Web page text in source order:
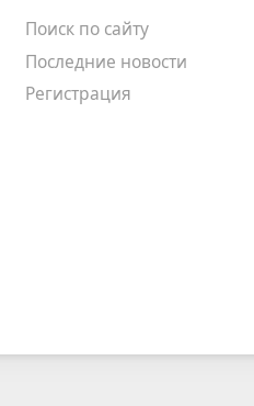
Поиск по сайту
Последние новости
Регистрация